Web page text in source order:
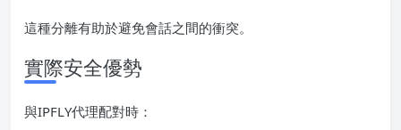
這種分離有助於避免會話之間的衝突。
實際安全優勢
與IPFLY代理配對時：